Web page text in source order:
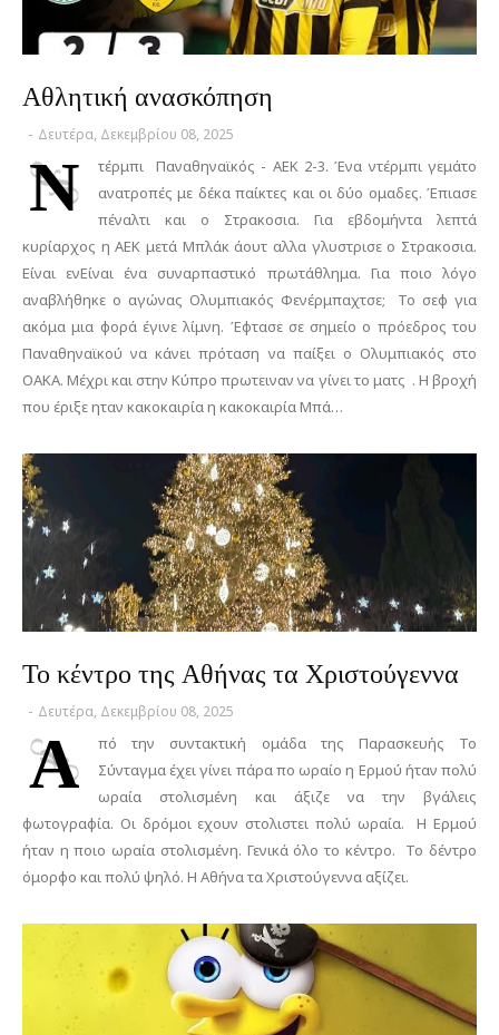
Αθλητική ανασκόπηση
- Δευτέρα, Δεκεμβρίου 08, 2025
Ν
τέρμπι Παναθηναϊκός - ΑΕΚ 2-3. Ένα ντέρμπι γεμάτο
ανατροπές με δέκα παίκτες και οι δύο ομαδες. Έπιασε
πέναλτι και ο Στρακοσια. Για εβδομήντα λεπτά
κυρίαρχος η ΑΕΚ μετά Μπλάκ άουτ αλλα γλυστρισε ο Στρακοσια.
Είναι ενΕίναι ένα συναρπαστικό πρωτάθλημα. Για ποιο λόγο
αναβλήθηκε ο αγώνας Ολυμπιακός Φενέρμπαχτσε; Το σεφ για
ακόμα μια φορά έγινε λίμνη. Έφτασε σε σημείο ο πρόεδρος του
Παναθηναϊκού να κάνει πρόταση να παίξει ο Ολυμπιακός στο
ΟΑΚΑ. Μέχρι και στην Κύπρο πρωτειναν να γίνει το ματς . Η βροχή
που έριξε ηταν κακοκαιρία η κακοκαιρία Μπά…
Το κέντρο της Αθήνας τα Χριστούγεννα
- Δευτέρα, Δεκεμβρίου 08, 2025
Α
πό την συντακτική ομάδα της Παρασκευής Το
Σύνταγμα έχει γίνει πάρα πο ωραίο η Ερμού ήταν πολύ
ωραία στολισμένη και άξιζε να την βγάλεις
φωτογραφία. Οι δρόμοι εχουν στολιστει πολύ ωραία. Η Ερμού
ήταν η ποιο ωραία στολισμένη. Γενικά όλο το κέντρο. Το δέντρο
όμορφο και πολύ ψηλό. Η Αθήνα τα Χριστούγεννα αξίζει.